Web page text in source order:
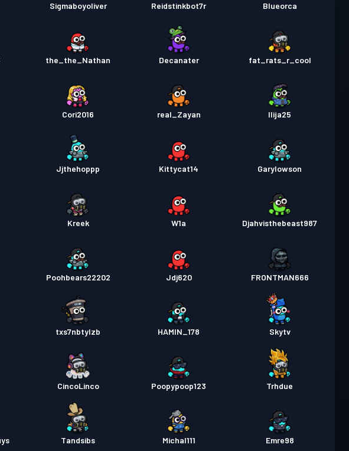
Sigmaboyoliver Reidstinkbot7r Blueorca
the_the_Nathan Decanater fat_rats_r_cool
Cori2016 real_Zayan Ilija25
Jjthehoppp Kittycat14 Garylowson
Kreek W1a Djahvisthebeast987
Poohbears22202 Jdj620 FRONTMAN666
txs7nbtylzb HAMIN_178 Skytv
CincoLinco Poopypoop123 Trhdue
Tandsibs Michal111 Emre98